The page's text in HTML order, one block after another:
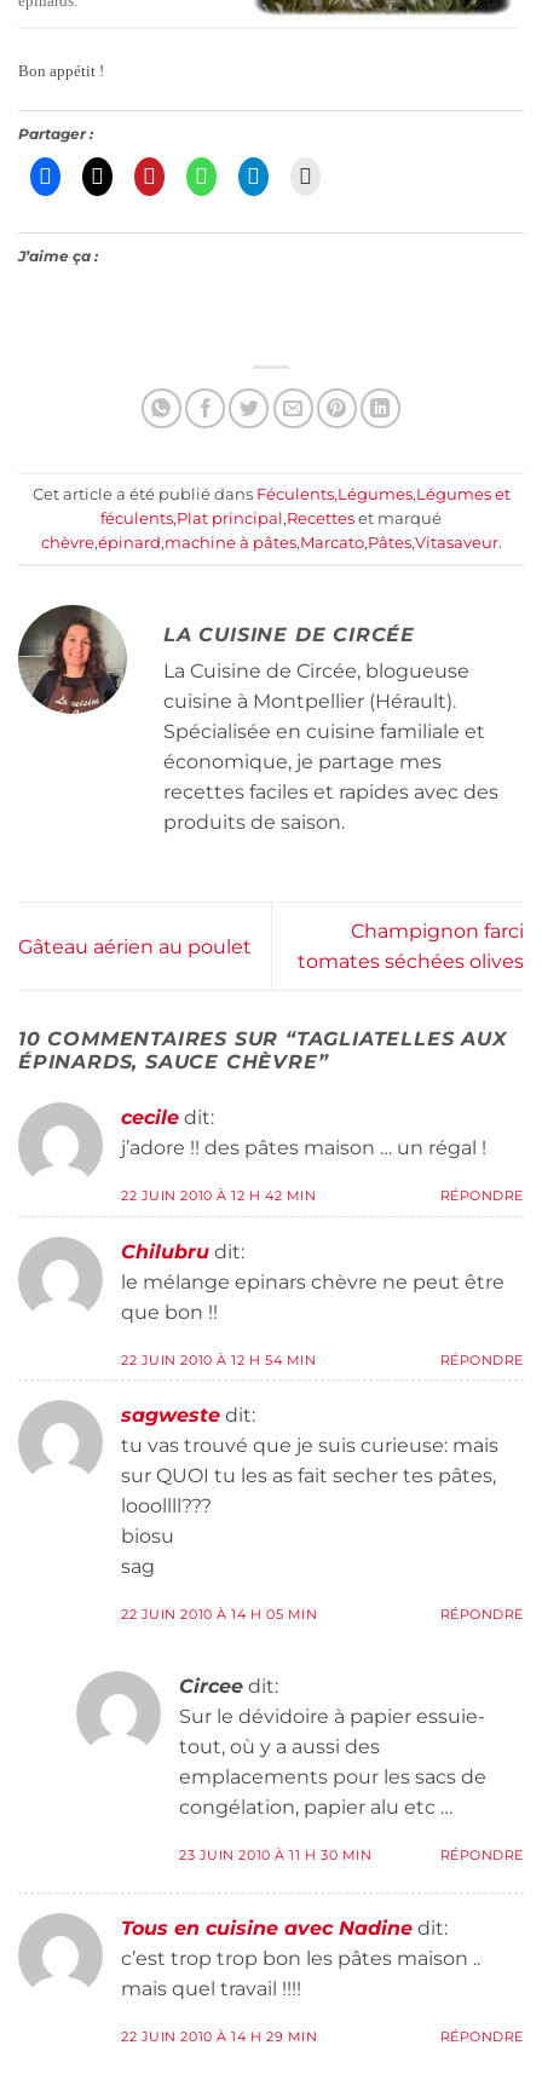
Bon appétit !
Partager :
J’aime ça :
Cet article a été publié dans Féculents,Légumes,Légumes et
féculents,Plat principal,Recettes et marqué
chèvre,épinard,machine à pâtes,Marcato,Pâtes,Vitasaveur.
LA CUISINE DE CIRCÉE
La Cuisine de Circée, blogueuse
cuisine à Montpellier (Hérault).
Spécialisée en cuisine familiale et
économique, je partage mes
recettes faciles et rapides avec des
produits de saison.
Gâteau aérien au poulet
Champignon farci
tomates séchées olives
10 COMMENTAIRES SUR “TAGLIATELLES AUX
ÉPINARDS, SAUCE CHÈVRE”
cecile dit:
j’adore !! des pâtes maison … un régal !
22 JUIN 2010 À 12 H 42 MIN RÉPONDRE
Chilubru dit:
le mélange epinars chèvre ne peut être
que bon !!
22 JUIN 2010 À 12 H 54 MIN RÉPONDRE
sagweste dit:
tu vas trouvé que je suis curieuse: mais
sur QUOI tu les as fait secher tes pâtes,
looollll???
biosu
sag
22 JUIN 2010 À 14 H 05 MIN RÉPONDRE
Circee dit:
Sur le dévidoire à papier essuie-
tout, où y a aussi des
emplacements pour les sacs de
congélation, papier alu etc …
23 JUIN 2010 À 11 H 30 MIN RÉPONDRE
Tous en cuisine avec Nadine dit:
c’est trop trop bon les pâtes maison ..
mais quel travail !!!!
22 JUIN 2010 À 14 H 29 MIN RÉPONDRE